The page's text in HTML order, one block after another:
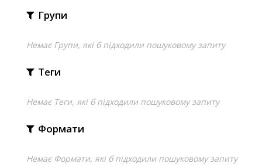
Групи
Немає Групи, які б підходили пошуковому запиту
Теги
Немає Теги, які б підходили пошуковому запиту
Формати
Немає Формати, які б підходили пошуковому запиту